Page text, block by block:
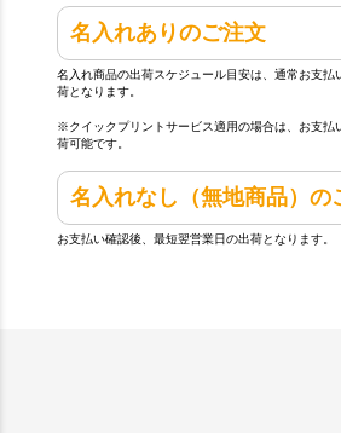
名入れありのご注文
名入れ商品の出荷スケジュール目安は、通常お支払
荷となります。
※クイックプリントサービス適用の場合は、お支払
荷可能です。
名入れなし（無地商品）の
お支払い確認後、最短翌営業日の出荷となります。